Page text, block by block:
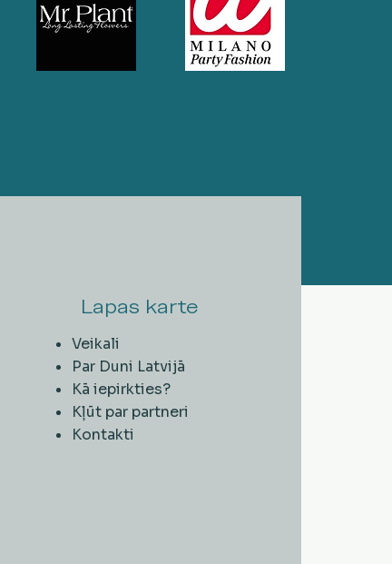
Lapas karte
Veikali
Par Duni Latvijā
Kā iepirkties?
Kļūt par partneri
Kontakti